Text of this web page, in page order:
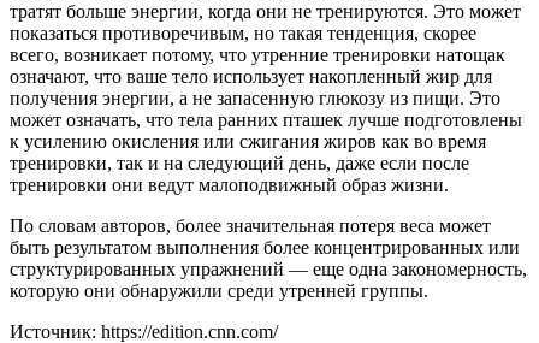
тратят больше энергии, когда они не тренируются. Это может
показаться противо­речивым, но такая тенденция, скорее
всего, возникает потому, что утренние тренировки натощак
означают, что ваше тело использует накопленный жир для
получения энергии, а не запасенную глюкозу из пищи. Это
может означать, что тела ранних пташек лучше подготовлены
к усилению окисления или сжигания жиров как во время
тренировки, так и на следующий день, даже если после
тренировки они ведут малоподвижный образ жизни.
По словам авторов, более значительная потеря веса может
быть результатом выполнения более концентрированных или
структурированных упражнений — еще одна закономерность,
которую они обнаружили среди утренней группы.
Источник: https://edition.cnn.com/